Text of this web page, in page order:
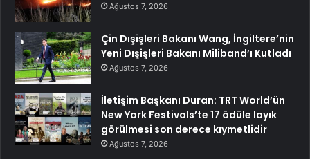
Ağustos 7, 2026
Çin Dışişleri Bakanı Wang, İngiltere’nin
Yeni Dışişleri Bakanı Miliband’ı Kutladı
Ağustos 7, 2026
İletişim Başkanı Duran: TRT World’ün
New York Festivals’te 17 ödüle layık
görülmesi son derece kıymetlidir
Ağustos 7, 2026